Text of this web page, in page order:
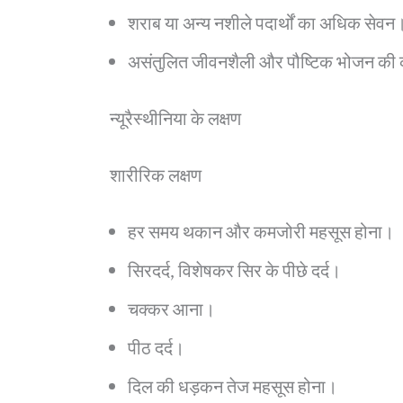
शराब या अन्य नशीले पदार्थों का अधिक सेवन।
असंतुलित जीवनशैली और पौष्टिक भोजन की
न्यूरैस्थीनिया के लक्षण
शारीरिक लक्षण
हर समय थकान और कमजोरी महसूस होना।
सिरदर्द, विशेषकर सिर के पीछे दर्द।
चक्कर आना।
पीठ दर्द।
दिल की धड़कन तेज महसूस होना।